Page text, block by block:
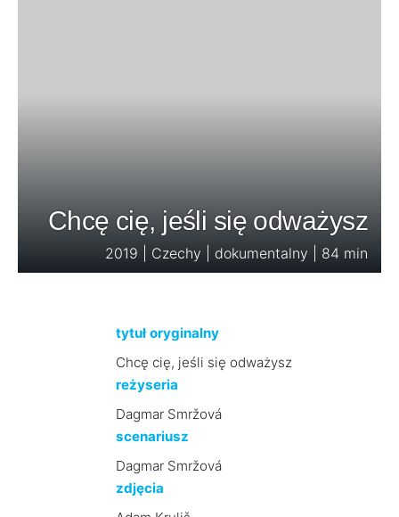
Chcę cię, jeśli się odważysz
2019 | Czechy | dokumentalny | 84 min
tytuł oryginalny
Chcę cię, jeśli się odważysz
reżyseria
Dagmar Smržová
scenariusz
Dagmar Smržová
zdjęcia